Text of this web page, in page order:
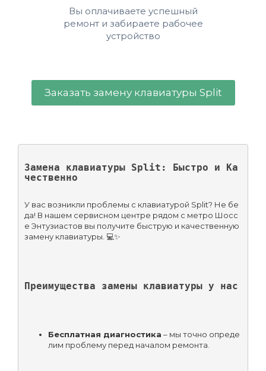
Вы оплачиваете успешный
ремонт и забираете рабочее
устройство
Заказать замену клавиатуры Split
Замена клавиатуры Split: Быстро и Ка
чественно
У вас возникли проблемы с клавиатурой Split? Не бе
да! В нашем сервисном центре рядом с метро Шосс
е Энтузиастов вы получите быструю и качественную
замену клавиатуры. 💻✨
Преимущества замены клавиатуры у нас
Бесплатная диагностика – мы точно опреде
лим проблему перед началом ремонта.